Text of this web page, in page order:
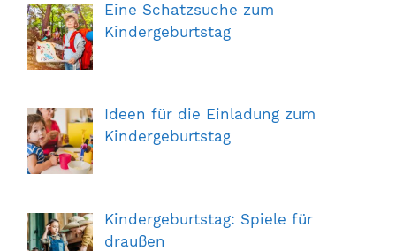
Eine Schatzsuche zum
Kindergeburtstag
Ideen für die Einladung zum
Kindergeburtstag
Kindergeburtstag: Spiele für
draußen